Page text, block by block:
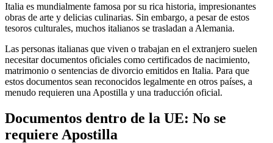
Italia es mundialmente famosa por su rica historia, impresionantes
obras de arte y delicias culinarias. Sin embargo, a pesar de estos
tesoros culturales, muchos italianos se trasladan a Alemania.
Las personas italianas que viven o trabajan en el extranjero suelen
necesitar documentos oficiales como certificados de nacimiento,
matrimonio o sentencias de divorcio emitidos en Italia. Para que
estos documentos sean reconocidos legalmente en otros países, a
menudo requieren una Apostilla y una traducción oficial.
Documentos dentro de la UE: No se
requiere Apostilla